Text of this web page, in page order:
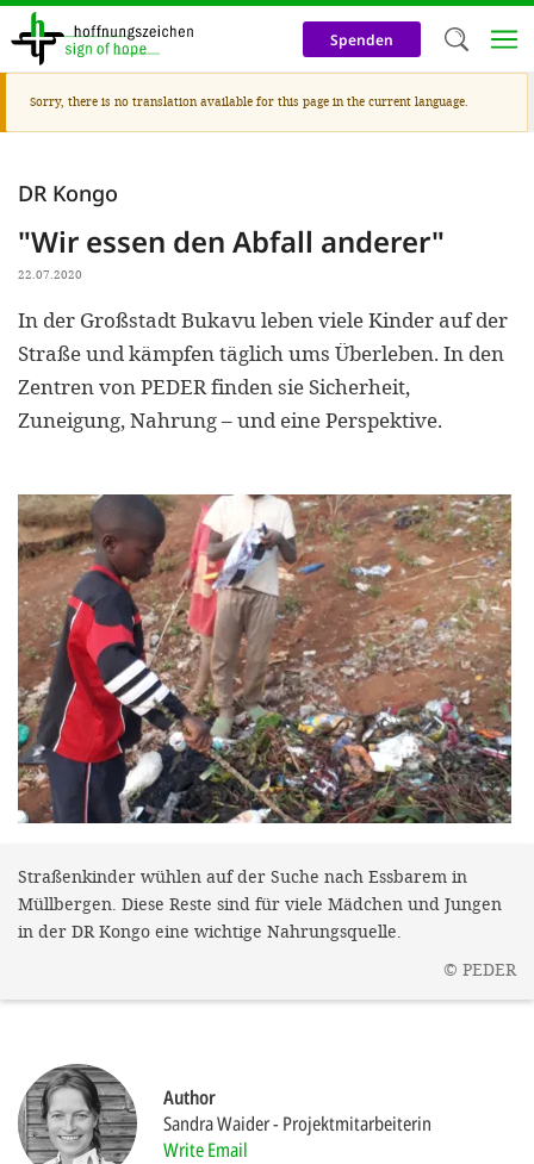
Skip
content
Spenden
Warning
message
Sorry, there is no translation available for this page in the current language.
DR Kongo
"Wir essen den Abfall anderer"
22.07.2020
In der Großstadt Bukavu leben viele Kinder auf der
Straße und kämpfen täglich ums Überleben. In den
Zentren von PEDER finden sie Sicherheit,
Zuneigung, Nahrung – und eine Perspektive.
Straßenkinder wühlen auf der Suche nach Essbarem in
Müllbergen. Diese Reste sind für viele Mädchen und Jungen
in der DR Kongo eine wichtige Nahrungsquelle.
© PEDER
Author
Sandra Waider Projektmitarbeiterin
Write Email
cookies,
cookies
purposes.
efficient,
the best
gain new
for our
accept
cookies
optional
settings
'Cookie
Imprint